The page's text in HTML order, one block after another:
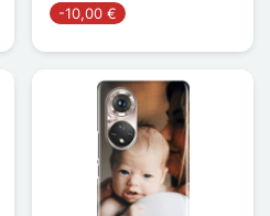
-10,00 €